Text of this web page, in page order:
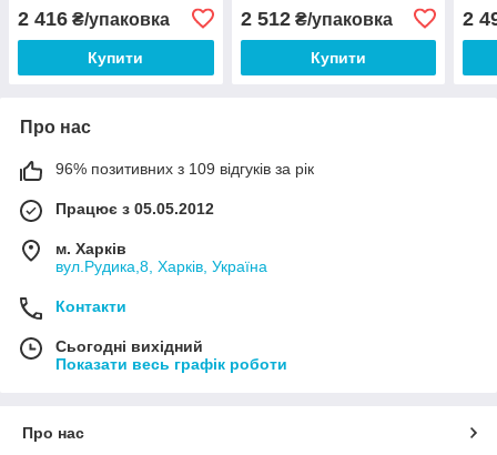
2 416 ₴/упаковка
Купити
2 512₴/упаковка
Купити
2
Про нас
96% позитивних з 109 відгуків за рік
Працює з 05.05.2012
м. Харків
вул.Рудика,8, Харків, Україна
Контакти
Сьогодні вихідний
Показати весь графік роботи
Про нас